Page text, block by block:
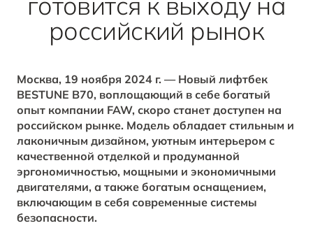
T77
ПОЛУЧИТЬ ПРЕДЛОЖЕНИЕ
Заказать звонок от дилера
КРЕДИТ И СТРАХОВАНИЕ
Кредитный калькулятор
Кредитные программы
ЗАПИСАТЬСЯ НА СЕРВИС
Контакты
BESTUNE В СОЦСЕТЯХ
BESTUNE в ВК
BESTUNE в Однокласники
BESTUNE в Телеграм
российский рынок
Москва, 19 ноября 2024 г. — Новый лифтбек
BESTUNE B70, воплощающий в себе богатый
опыт компании FAW, скоро станет доступен на
российском рынке. Модель обладает стильным и
лаконичным дизайном, уютным интерьером с
качественной отделкой и продуманной
эргономичностью, мощными и экономичными
двигателями, а также богатым оснащением,
включающим в себя современные системы
безопасности.